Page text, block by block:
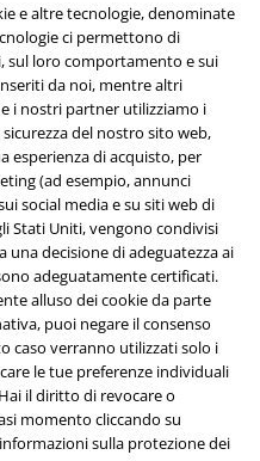
e altre tecnologie, denominate
ci permettono di
sul loro comportamento e sui
da noi, mentre altri
i nostri partner utilizziamo i
del nostro sito web,
esperienza di acquisto, per
(ad esempio, annunci
social media e su siti web di
Stati Uniti, vengono condivisi
decisione di adeguatezza ai
adeguatamente certificati.
alluso dei cookie da parte
puoi negare il consenso
caso verranno utilizzati solo i
le tue preferenze individuali
il diritto di revocare o
momento cliccando su
sulla protezione dei